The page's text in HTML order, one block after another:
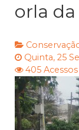
orla
Quinta, 25
405 Acessos